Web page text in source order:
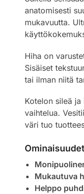
anatomisesti
mukavuutta.
Hiha on
Sisäiset
tai ilman niitä
Kotelon sileä
vaihtelua.
väri tuo
Mukautuva
Helppo